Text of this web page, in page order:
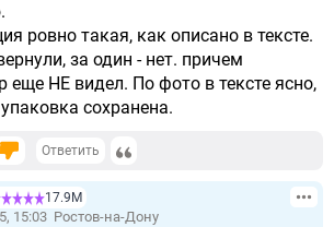
ровно такая, как описано в тексте.
за один - нет. причем
еще НЕ видел. По фото в тексте ясно,
сохранена.
Ответить
17.9М
15:03 Ростов-на-Дону